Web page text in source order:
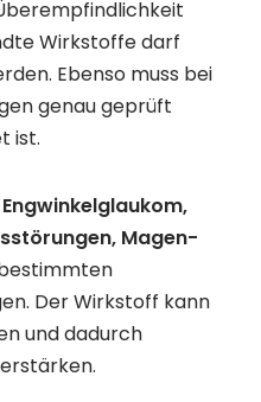
Wirkstoffe darf
Ebenso muss bei
genau geprüft
ist.
Engwinkelglaukom,
Magen-
Der Wirkstoff kann
und dadurch